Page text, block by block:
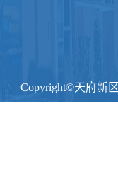
Copyright©天府新